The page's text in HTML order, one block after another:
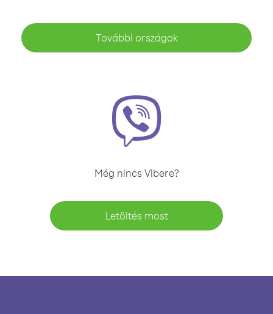
További országok
Még nincs Vibere?
Letöltés most